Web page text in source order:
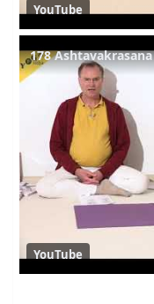
YouTube
178 Ashtavakrasana
YouTube